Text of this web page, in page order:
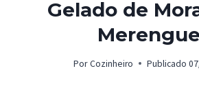
Gelado de
Por Cozinheiro Publicado